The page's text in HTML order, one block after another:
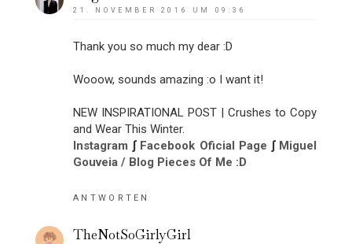
21. NOVEMBER 2016 UM 09:36
Thank you so much my dear :D
Wooow, sounds amazing :o I want it!
NEW INSPIRATIONAL POST | Crushes to Copy
and Wear This Winter.
Instagram ∫ Facebook Oficial Page ∫ Miguel
Gouveia / Blog Pieces Of Me :D
ANTWORTEN
TheNotSoGirlyGirl